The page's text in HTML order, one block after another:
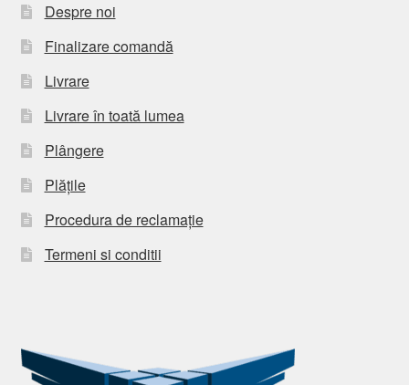
Despre noi
Finalizare comandă
Livrare
Livrare în toată lumea
Plângere
Plățile
Procedura de reclamație
Termeni si conditii